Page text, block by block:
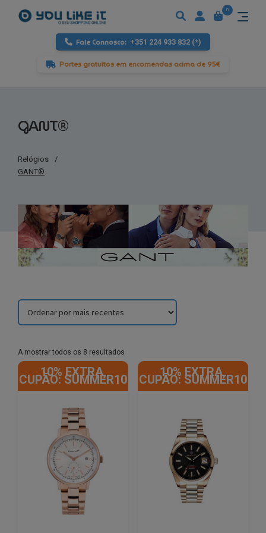
Fale Connosco: +351 224 933 832 (*)
Portes gratuitos em encomendas acima de 95€
0
GANT®
Relógios
/
GANT®
A mostrar todos os 8 resultados
by
latest
10% EXTRA,
CUPÃO: SUMMER10
10% EXTRA,
CUPÃO: SUMMER10